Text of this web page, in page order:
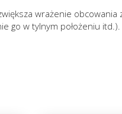
wrażenie
go w tylnym położeniu